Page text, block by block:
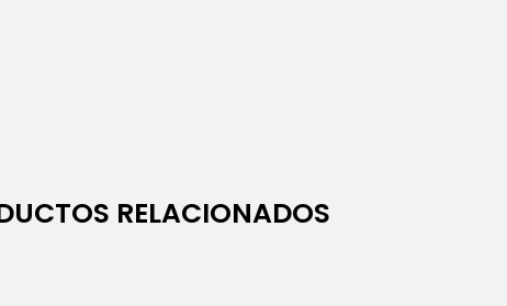
RELACIONADOS